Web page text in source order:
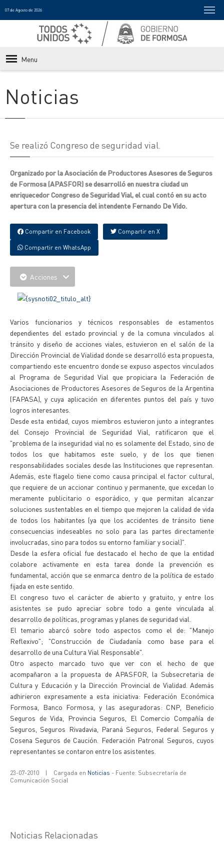
07 de Agosto de 2026
Menu
Noticias
Se realizó Congreso de seguridad vial.
Organizado por la Asociación de Productores Asesores de Seguros
de Formosa (APASFOR) se desarrolló en nuestra ciudad un
enriquecedor Congreso de Seguridad Vial, el cual contó en su acto
apertura con la presencia del intendente Fernando De Vido.
Compartir en Facebook Compartir en X
Compartir en WhatsApp
Acciones
Varios funcionarios y técnicos responsables de estamentos
dependientes del estado provincial y de la comuna vinculados al
tránsito y diseño de acciones viales, estuvieron en el salón de la
Dirección Provincial de Vialidad donde se desarrolló esta propuesta,
compartiendo este encuentro donde se expuso aspectos vinculados
al Programa de Seguridad Vial que propiciara la Federación de
Asociaciones de Productores Asesores de Seguros de la Argentina
(FAPASA), y cuya aplicación en diferentes puntos del país y tuvo
logros interesantes.
Desde esta entidad, cuyos miembros estuvieron junto a integrantes
del Consejo Provincial de Seguridad Vial, ratificaron que el
"problema de la inseguridad vial no es solamente del Estado, sino de
todos los que habitamos este suelo, y de los que tienen
responsabilidades sociales desde las Instituciones que representan.
Además, este flagelo tiene como causa principal el factor cultural,
que requiere de un accionar continuo y permanente, que excedan lo
meramente publicitario o esporádico, y que permitan alcanzar
soluciones sustentables en el tiempo que mejoren la calidad de vida
de todos los habitantes (ya que los accidentes de tránsito tiene
consecuencias indeseables no solo para las partes directamente
involucradas, sino para todos su entorno familiar y social)".
Desde la esfera oficial fue destacado el hecho de que la entidad
colabore activamente en esta tarea donde la prevención es
fundamental, acción que se enmarca dentro de la política de estado
fijada en este sentido.
El congreso tuvo el carácter de abierto y gratuito, y entre los
asistentes se pudo apreciar sobre todo a gente vinculada al
desarrollo de políticas, programas y planes de seguridad vial.
El temario abarcó sobre todo aspectos como el de: "Manejo
Reflexivo"; "Construcción de Ciudadanía como base para el
desarrollo de una Cultura Vial Responsable".
Otro aspecto marcado tuvo que ver con el hecho de que
acompañaron a la propuesta de APASFOR, la Subsecretaria de
Cultura y Educación y la Dirección Provincial de Vialidad. Además
adhirieron expresamente a esta iniciativa: Federación Económica
Formosa, Banco Formosa, y las aseguradoras: CNP, Beneficio
Seguros de Vida, Provincia Seguros, El Comercio Compañía de
Seguros, Seguros Rivadavia, Paraná Seguros, Federal Seguros y
Cosena Seguros de Caución. Federación Patronal Seguros, cuyos
representantes se contaron entre los asistentes.
23-07-2010 | Cargada en Noticias - Fuente: Subsecretaría de
Comunicación Social
Noticias Relacionadas